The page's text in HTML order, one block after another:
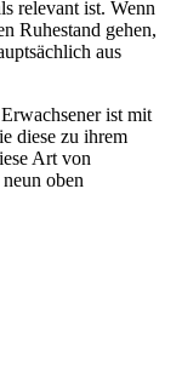
relevant ist. Wenn
Ruhestand gehen,
aus
ist mit
diese zu ihrem
Art von
oben